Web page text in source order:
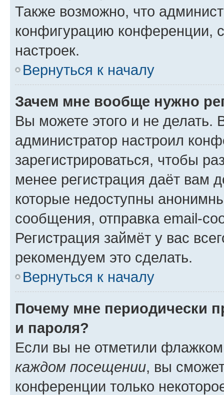
Также возможно, что
конфигурацию конференции,
настроек.
Вернуться к началу
Зачем мне вообще нужно
Вы можете этого и не делать.
администратор настроил
зарегистрироваться, чтобы
менее регистрация даёт вам
которые недоступны
сообщения, отправка email-
Регистрация займёт у вас
рекомендуем это сделать.
Вернуться к началу
Почему мне периодически
и пароля?
Если вы не отметили
каждом посещении, вы
конференции только